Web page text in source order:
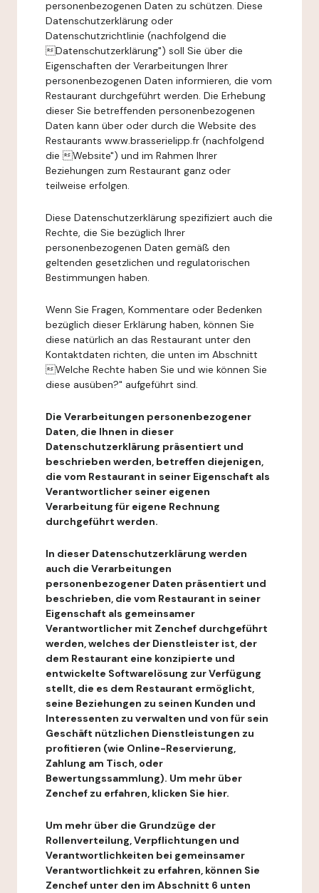
personenbezogenen Daten zu schützen. Diese
Datenschutzerklärung oder
Datenschutzrichtlinie (nachfolgend die
Datenschutzerklärung") soll Sie über die
Eigenschaften der Verarbeitungen Ihrer
personenbezogenen Daten informieren, die vom
Restaurant durchgeführt werden. Die Erhebung
dieser Sie betreffenden personenbezogenen
Daten kann über oder durch die Website des
Restaurants www.brasserielipp.fr (nachfolgend
die Website") und im Rahmen Ihrer
Beziehungen zum Restaurant ganz oder
teilweise erfolgen.
Diese Datenschutzerklärung spezifiziert auch die
Rechte, die Sie bezüglich Ihrer
personenbezogenen Daten gemäß den
geltenden gesetzlichen und regulatorischen
Bestimmungen haben.
Wenn Sie Fragen, Kommentare oder Bedenken
bezüglich dieser Erklärung haben, können Sie
diese natürlich an das Restaurant unter den
Kontaktdaten richten, die unten im Abschnitt
Welche Rechte haben Sie und wie können Sie
diese ausüben?" aufgeführt sind.
Die Verarbeitungen personenbezogener
Daten, die Ihnen in dieser
Datenschutzerklärung präsentiert und
beschrieben werden, betreffen diejenigen,
die vom Restaurant in seiner Eigenschaft als
Verantwortlicher seiner eigenen
Verarbeitung für eigene Rechnung
durchgeführt werden.
In dieser Datenschutzerklärung werden
auch die Verarbeitungen
personenbezogener Daten präsentiert und
beschrieben, die vom Restaurant in seiner
Eigenschaft als gemeinsamer
Verantwortlicher mit Zenchef durchgeführt
werden, welches der Dienstleister ist, der
dem Restaurant eine konzipierte und
entwickelte Softwarelösung zur Verfügung
stellt, die es dem Restaurant ermöglicht,
seine Beziehungen zu seinen Kunden und
Interessenten zu verwalten und von für sein
Geschäft nützlichen Dienstleistungen zu
profitieren (wie Online-Reservierung,
Zahlung am Tisch, oder
Bewertungssammlung). Um mehr über
Zenchef zu erfahren, klicken Sie hier.
Um mehr über die Grundzüge der
Rollenverteilung, Verpflichtungen und
Verantwortlichkeiten bei gemeinsamer
Verantwortlichkeit zu erfahren, können Sie
Zenchef unter den im Abschnitt 6 unten